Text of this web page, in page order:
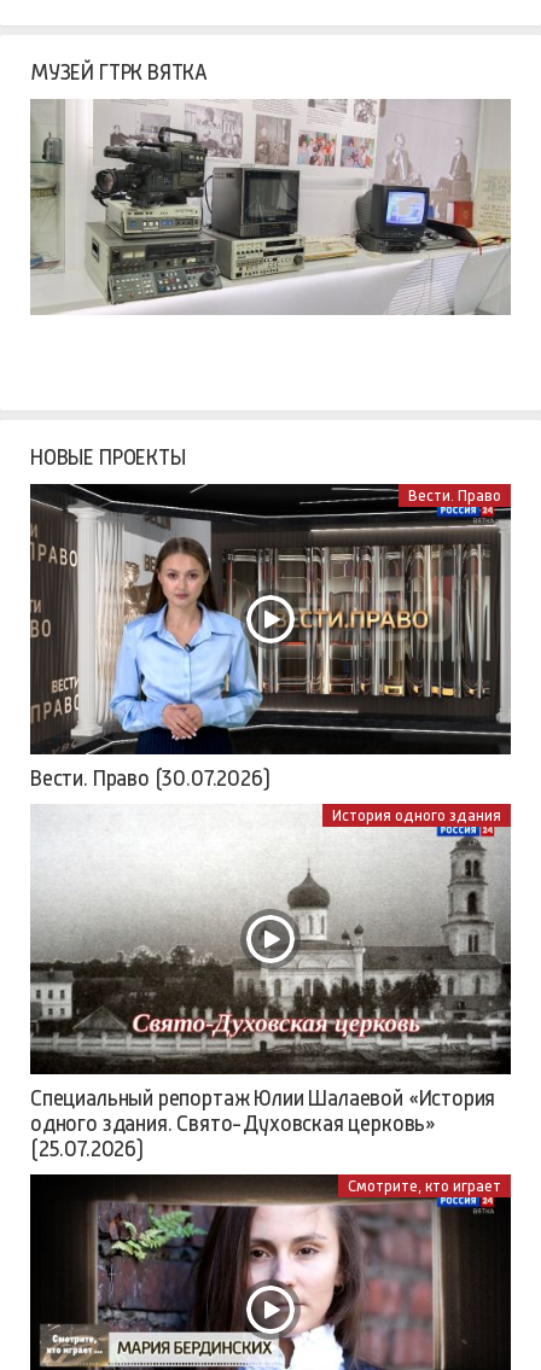
МУЗЕЙ ГТРК ВЯТКА
НОВЫЕ ПРОЕКТЫ
Вести. Право
Вести. Право (30.07.2026)
История одного здания
Специальный репортаж Юлии Шалаевой «История
одного здания. Свято-Духовская церковь»
(25.07.2026)
Смотрите, кто играет